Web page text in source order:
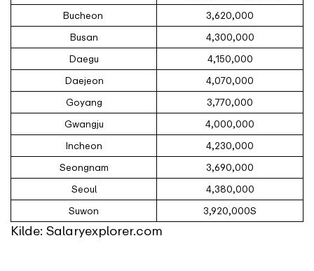
Bucheon
3,620,000
Busan
4,300,000
Daegu
4,150,000
Daejeon
4,070,000
Goyang
3,770,000
Gwangju
4,000,000
Incheon
4,230,000
Seongnam
3,690,000
Seoul
4,380,000
Suwon
3,920,000S
Kilde: Salaryexplorer.com